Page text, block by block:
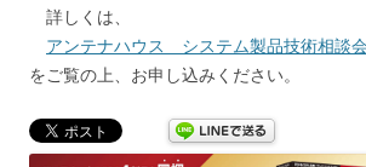
詳しくは、
アンテナハウス システム製品技術相談
をご覧の上、お申し込みください。